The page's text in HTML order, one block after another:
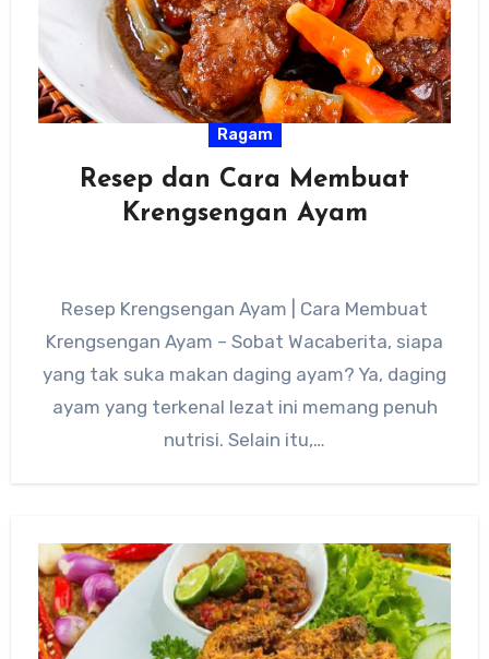
Ragam
Resep dan Cara Membuat
Krengsengan Ayam
Resep Krengsengan Ayam | Cara Membuat
Krengsengan Ayam – Sobat Wacaberita, siapa
yang tak suka makan daging ayam? Ya, daging
ayam yang terkenal lezat ini memang penuh
nutrisi. Selain itu,…